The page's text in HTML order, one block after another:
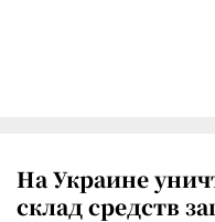
На Украине
склад средств